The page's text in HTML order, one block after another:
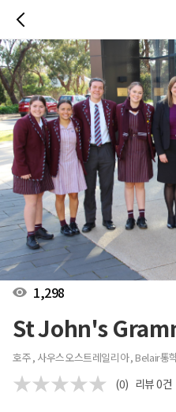
1,298
St John's
호주 , 사우스오스트레일리아 , Belair통
(0) 리뷰0건